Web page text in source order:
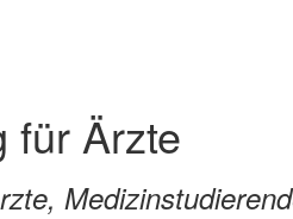
für Ärzte